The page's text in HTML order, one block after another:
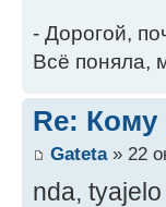
- Дорогой,
Всё поняла,
Re:
Gateta» 22
nda,